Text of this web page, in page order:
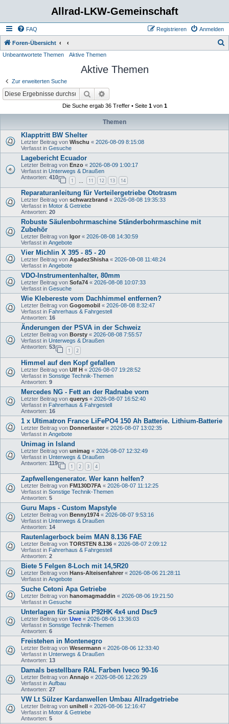
Allrad-LKW-Gemeinschaft
FAQ Anmelden
Registrieren
Foren-Übersicht
Unbeantwortete Themen Aktive Themen
Aktive Themen
Zur erweiterten Suche
Suche
Die Suche ergab 36 Treffer • Seite 1von 1
Themen
Klapptritt BW Shelter
Letzter Beitrag von Wischu « 2026-08-09 8:15:08
Verfasst in Gesuche
Lagebericht Ecuador
Letzter Beitrag von Enzo « 2026-08-09 1:00:17
Verfasst in Unterwegs & Draußen
Antworten: 410
1 11 12 13 14
Reparaturanleitung für Verteilergetriebe Ototrasm
Letzter Beitrag von schwarzbrand « 2026-08-08 19:35:33
Verfasst in Motor & Getriebe
Antworten: 20
Robuste Säulenbohrmaschine Ständerbohrmaschine mit
Zubehör
Letzter Beitrag von Igor « 2026-08-08 14:30:59
Verfasst in Angebote
Vier Michlin X 395 - 85 - 20
Letzter Beitrag von AgadezShisha « 2026-08-08 11:48:24
Verfasst in Angebote
VDO-Instrumentenhalter, 80mm
Letzter Beitrag von Sofa74 « 2026-08-08 10:07:33
Verfasst in Gesuche
Wie Klebereste vom Dachhimmel entfernen?
Letzter Beitrag von Gogomobil « 2026-08-08 8:32:47
Verfasst in Fahrerhaus & Fahrgestell
Antworten: 16
Änderungen der PSVA in der Schweiz
Letzter Beitrag von Borsty « 2026-08-08 7:55:57
Verfasst in Unterwegs & Draußen
Antworten: 53
1 2
Himmel auf den Kopf gefallen
Letzter Beitrag von Ulf H « 2026-08-07 19:28:52
Verfasst in Sonstige Technik-Themen
Antworten: 9
Mercedes NG - Fett an der Radnabe vorn
Letzter Beitrag von querys « 2026-08-07 16:52:40
Verfasst in Fahrerhaus & Fahrgestell
Antworten: 16
1 x Ultimatron France LiFePO4 150 Ah Batterie. Lithium-Batterie
Letzter Beitrag von Donnerlaster « 2026-08-07 13:02:35
Verfasst in Angebote
Unimag in Island
Letzter Beitrag von unimag « 2026-08-07 12:32:49
Verfasst in Unterwegs & Draußen
Antworten: 119
1 2 3 4
Zapfwellengenerator. Wer kann helfen?
Letzter Beitrag von FM130D7FA « 2026-08-07 11:12:25
Verfasst in Sonstige Technik-Themen
Antworten: 5
Guru Maps - Custom Mapstyle
Letzter Beitrag von Benny1974 « 2026-08-07 9:53:16
Verfasst in Unterwegs & Draußen
Antworten: 14
Rautenlagerbock beim MAN 8.136 FAE
Letzter Beitrag von TORSTEN 8.136 « 2026-08-07 2:09:12
Verfasst in Fahrerhaus & Fahrgestell
Antworten: 2
Biete 5 Felgen 8-Loch mit 14,5R20
Letzter Beitrag von Hans-Alteisenfahrer « 2026-08-06 21:28:11
Verfasst in Angebote
Suche Cetoni Apa Getriebe
Letzter Beitrag von hanomagmaddin « 2026-08-06 19:21:50
Verfasst in Gesuche
Unterlagen für Scania P92HK 4x4 und Dsc9
Letzter Beitrag von Uwe « 2026-08-06 13:36:03
Verfasst in Sonstige Technik-Themen
Antworten: 6
Freistehen in Montenegro
Letzter Beitrag von Wesermann « 2026-08-06 12:33:40
Verfasst in Unterwegs & Draußen
Antworten: 13
Damals bestellbare RAL Farben Iveco 90-16
Letzter Beitrag von Annajo « 2026-08-06 12:26:29
Verfasst in Aufbau
Antworten: 27
VW Lt Sülzer Kardanwellen Umbau Allradgetriebe
Letzter Beitrag von unihell « 2026-08-06 12:16:47
Verfasst in Motor & Getriebe
Antworten: 5